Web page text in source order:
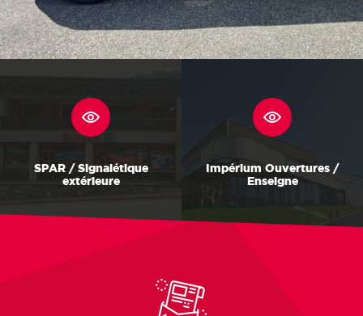
SPAR / Signalétique
extérieure
Impérium Ouvertures /
Enseigne